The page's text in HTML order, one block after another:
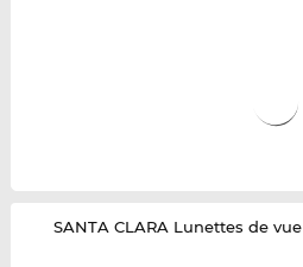
‌SANTA CLARA Lunettes de vue